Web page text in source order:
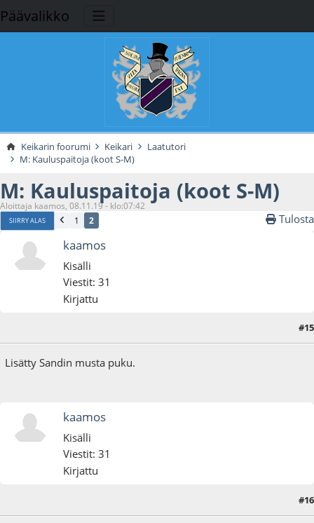
Päävalikko
Keikarin foorumi Keikari
Laatutori
M: Kauluspaitoja (koot S-M)
M: Kauluspaitoja (koot S-M)
Aloittaja kaamos, 08.11.19 - klo:07:42
SIIRRY ALAS 1 2 Tulosta
kaamos
Kisälli
Viestit: 31
Kirjattu
#15
Lisätty Sandin musta puku.
kaamos
Kisälli
Viestit: 31
Kirjattu
#16